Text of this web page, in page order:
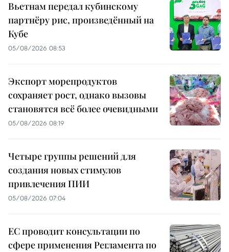
Вьетнам передал кубинскому
партнёру рис, произведённый на
Кубе
05/08/2026 08:53
Экспорт морепродуктов
сохраняет рост, однако вызовы
становятся всё более очевидными
05/08/2026 08:19
Четыре группы решений для
создания новых стимулов
привлечения ПИИ
05/08/2026 07:04
ЕС проводит консультации по
сфере применения Регламента по